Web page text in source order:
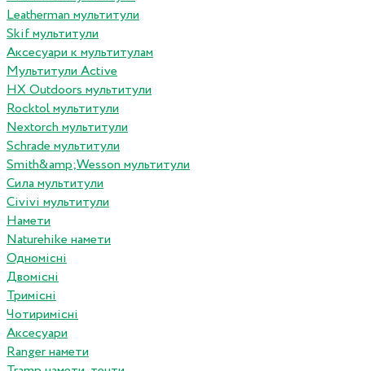
Leatherman мультитули
Skif мультитули
Аксесуари к мультитулам
Мультитули Active
HX Outdoors мультитули
Rocktol мультитули
Nextorch мультитули
Schrade мультитули
Smith&amp;Wesson мультитули
Сила мультитули
Civivi мультитули
Намети
Naturehike намети
Одномісні
Двомісні
Тримісні
Чотиримісні
Аксесуари
Ranger намети